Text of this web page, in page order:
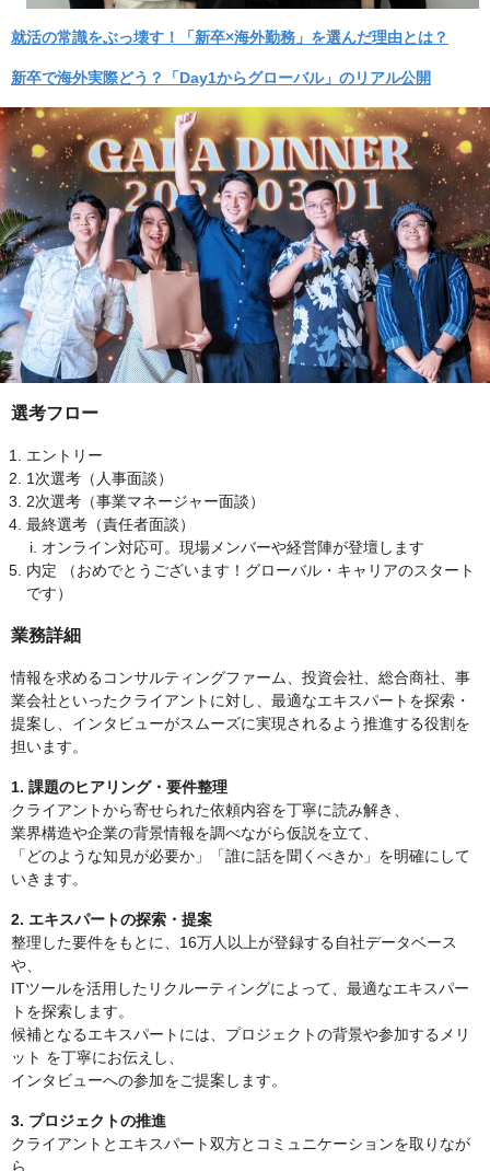
就活の常識をぶっ壊す！「新卒×海外勤務」を選んだ理由とは？
新卒で海外実際どう？「Day1からグローバル」のリアル公開
選考フロー
エントリー
1次選考（人事面談）
2次選考（事業マネージャー面談）
最終選考（責任者面談）
オンライン対応可。現場メンバーや経営陣が登壇します
内定 （おめでとうございます！グローバル・キャリアのスタート
です）
業務詳細
情報を求めるコンサルティングファーム、投資会社、総合商社、事
業会社といったクライアントに対し、最適なエキスパートを探索・
提案し、インタビューがスムーズに実現されるよう推進する役割を
担います。
1. 課題のヒアリング・要件整理
クライアントから寄せられた依頼内容を丁寧に読み解き、
業界構造や企業の背景情報を調べながら仮説を立て、
「どのような知見が必要か」「誰に話を聞くべきか」を明確にして
いきます。
2. エキスパートの探索・提案
整理した要件をもとに、16万人以上が登録する自社データベース
や、
ITツールを活用したリクルーティングによって、最適なエキスパー
トを探索します。
候補となるエキスパートには、プロジェクトの背景や参加するメリ
ット を丁寧にお伝えし、
インタビューへの参加をご提案します。
3. プロジェクトの推進
クライアントとエキスパート双方とコミュニケーションを取りなが
ら、